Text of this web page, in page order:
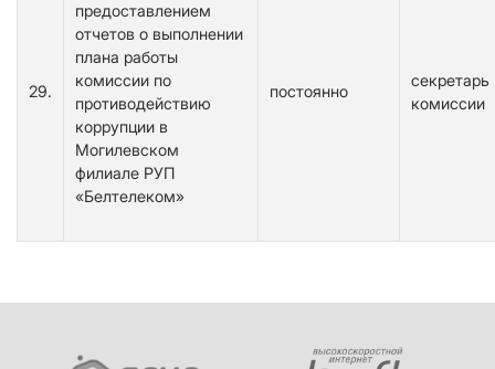
29.
предоставлением
отчетов о выполнении
плана работы
комиссии по
противодействию
коррупции в
Могилевском
филиале РУП
«Белтелеком»
постоянно
секретарь
комиссии